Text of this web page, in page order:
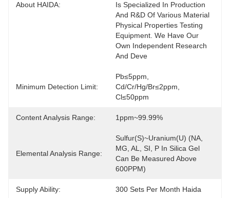
About HAIDA:
Is Specialized In Production
And R&D Of Various Material
Physical Properties Testing
Equipment. We Have Our
Own Independent Research
And Deve
Minimum Detection Limit:
Pb≤5ppm,
Cd/Cr/Hg/Br≤2ppm,
Cl≤50ppm
Content Analysis Range: 1ppm~99.99%
Elemental Analysis Range:
Sulfur(S)~uranium(U) (NA,
MG, AL, SI, P In Silica Gel
Can Be Measured Above
600PPM)
Supply Ability: 300 Sets Per Month Haida